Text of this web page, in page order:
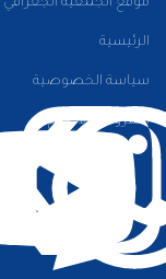
موقع الجمعية الجغرافي
الرئيسية
سياسة الخصوصية
الشروط والأحكام